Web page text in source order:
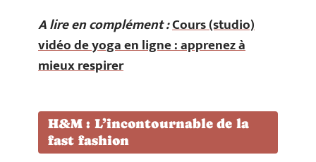
A lire en complément :Cours (studio)
vidéo de yoga en ligne : apprenez à
mieux respirer
H&M : L’incontournable de la
fast fashion